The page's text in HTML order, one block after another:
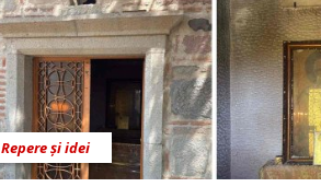
Repere și idei